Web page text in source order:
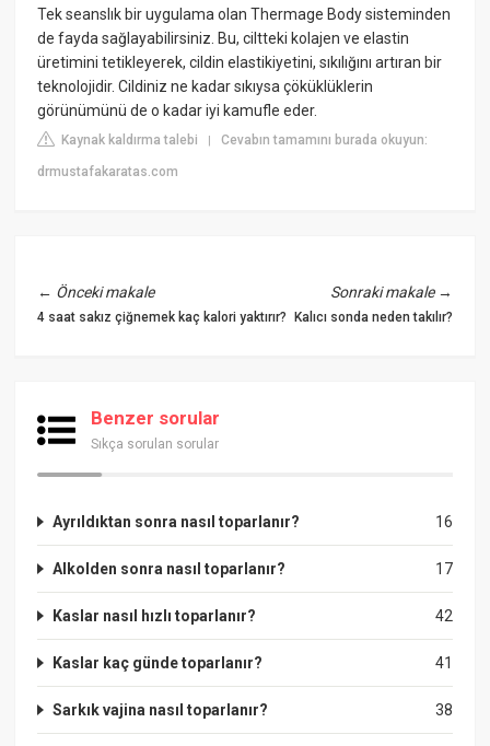
Tek seanslık bir uygulama olan Thermage Body sisteminden
de fayda sağlayabilirsiniz. Bu, ciltteki kolajen ve elastin
üretimini tetikleyerek, cildin elastikiyetini, sıkılığını artıran bir
teknolojidir. Cildiniz ne kadar sıkıysa çöküklüklerin
görünümünü de o kadar iyi kamufle eder.
Kaynak kaldırma talebi |Cevabın tamamını burada okuyun:
drmustafakaratas.com
← Önceki makale
4 saat sakız çiğnemek kaç kalori yaktırır?
Sonraki makale→
Kalıcı sonda neden takılır?
Benzer sorular
Sıkça sorulan sorular
16
Ayrıldıktan sonra nasıl toparlanır?
17
Alkolden sonra nasıl toparlanır?
42
Kaslar nasıl hızlı toparlanır?
41
Kaslar kaç günde toparlanır?
38
Sarkık vajina nasıl toparlanır?